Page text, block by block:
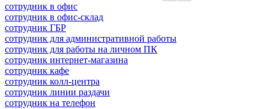
сотрудник в офис
сотрудник в офис-склад
сотрудник ГБР
сотрудник для административной работы
сотрудник для работы на личном ПК
сотрудник интернет-магазина
сотрудник кафе
сотрудник колл-центра
сотрудник линии раздачи
сотрудник на телефон